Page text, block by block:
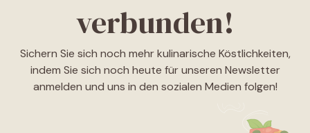
verbunden!
Sichern Sie sich noch mehr kulinarische Köstlichkeiten,
indem Sie sich noch heute für unseren Newsletter
anmelden und uns in den sozialen Medien folgen!